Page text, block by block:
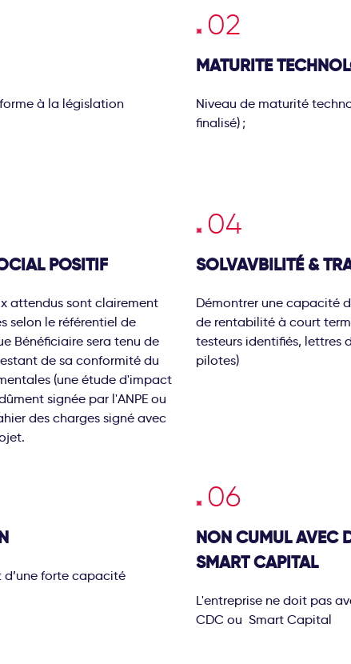
à la législation
MATURITE
Niveau de maturité
finalisé) ;
POSITIF
attendus sont clairement
selon le référentiel de
Bénéficiaire sera tenu de
de sa conformité du
(une étude d'impact
signée par l'ANPE ou
des charges signé avec
SOLVAVBILITÉ &
Démontrer une capacité
de rentabilité à court
testeurs identifiés, lettres
pilotes)
d’une forte capacité
NON CUMUL AVEC
SMART CAPITAL
L'entreprise ne doit pas
CDC ou Smart Capital